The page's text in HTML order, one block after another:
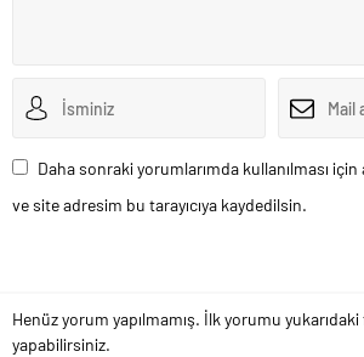
Daha sonraki yorumlarımda kullanılması
ve site adresim bu tarayıcıya kaydedilsin.
Henüz yorum yapılmamış. İlk yorumu yukarıdaki
yapabilirsiniz.